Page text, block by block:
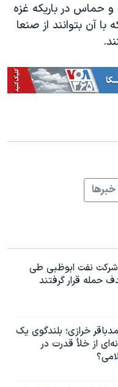
و حماس در باریکه غزه
آن بتوانند از صنعا
نفت ابوظبی طی
حمله قرار گرفتند
خرازی؛ بلندگوی یک
از خلأ قدرت در